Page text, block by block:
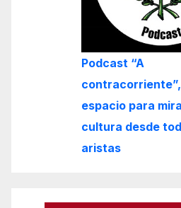
Podcast “A
espacio para
cultura desde
aristas